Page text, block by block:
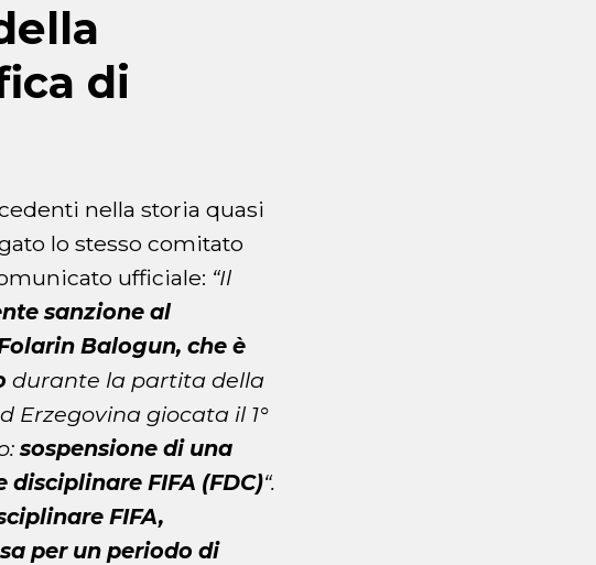
di
nella storia quasi
lo stesso comitato
ufficiale: “Il
sanzione al
Balogun, che è
durante la partita della
Erzegovina giocata il 1°
sospensione di una
FIFA (FDC)“.
FIFA,
per un periodo di